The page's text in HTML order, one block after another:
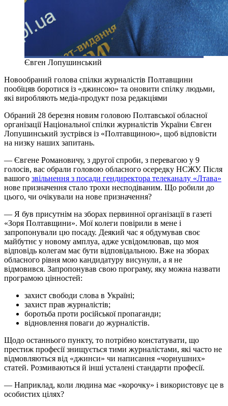
Євген Лопушинський
Новообраний голова спілки журналістів Полтавщини
пообіцяв боротися із «джинсою» та оновити спілку людьми,
які виробляють медіа-продукт поза редакціями
Обраний 28 березня новим головою Полтавської обласної
організації Національної спілки журналістів України Євген
Лопушинський зустрівся із «Полтавщиною», щоб відповісти
на низку наших запитань.
— Євгене Романовичу, з другої спроби, з перевагою у 9
голосів, вас обрали головою обласного осередку НСЖУ. Після
вашого звільнення з посади гендиректора телеканалу «Лтава»
нове призначення стало трохи несподіваним. Що робили до
цього, чи очікували на нове призначення?
— Я був присутнім на зборах первинної організації в газеті
«Зоря Полтавщини». Мої колеги повірили в мене і
запропонували цю посаду. Деякий час я обдумував своє
майбутнє у новому амплуа, адже усвідомлював, що моя
відповідь колегам має бути відповідальною. Вже на зборах
обласного рівня мою кандидатуру висунули, а я не
відмовився. Запропонував свою програму, яку можна назвати
програмою цінностей:
захист свободи слова в Україні;
захист прав журналістів;
боротьба проти російської пропаганди;
відновлення поваги до журналістів.
Щодо останнього пункту, то потрібно констатувати, що
престиж професії знищується тими журналістами, які часто не
відмовляються від «джинси» чи написання «чорнушних»
статей. Розмиваються й інші усталені стандарти професії.
— Наприклад, коли людина має «корочку» і використовує це в
особистих цілях?